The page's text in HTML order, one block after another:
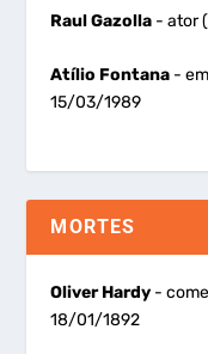
Raul Gazolla - ator
Atílio Fontana -
15/03/1989
MORTES
Oliver Hardy -
18/01/1892